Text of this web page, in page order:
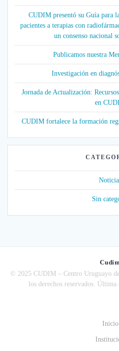
CUDIM presentó su Guía para
pacientes a terapias con
un consenso nacional
Publicamos nuestra
Investigación en
Jornada de Actualización:
en
CUDIM fortalece la formación
Sin
© 2025 CUDIM – Centro Uruguayo
los derechos reservados.
Inicio